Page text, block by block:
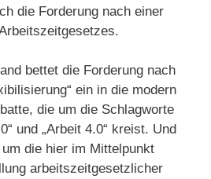
die Forderung nach einer
bettet die Forderung nach
ein in die modern
die um die Schlagworte
und „Arbeit 4.0“ kreist. Und
die hier im Mittelpunkt
arbeitszeitgesetzlicher